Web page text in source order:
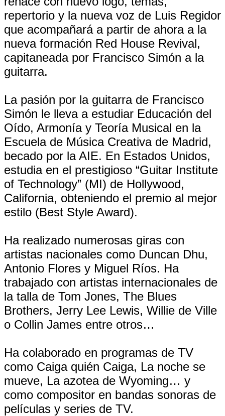
repertorio y la nueva voz de Luis Regidor
que acompañará a partir de ahora a la
nueva formación Red House Revival,
capitaneada por Francisco Simón a la
guitarra.
La pasión por la guitarra de Francisco
Simón le lleva a estudiar Educación del
Oído, Armonía y Teoría Musical en la
Escuela de Música Creativa de Madrid,
becado por la AIE. En Estados Unidos,
estudia en el prestigioso “Guitar Institute
of Technology” (MI) de Hollywood,
California, obteniendo el premio al mejor
estilo (Best Style Award).
Ha realizado numerosas giras con
artistas nacionales como Duncan Dhu,
Antonio Flores y Miguel Ríos. Ha
trabajado con artistas internacionales de
la talla de Tom Jones, The Blues
Brothers, Jerry Lee Lewis, Willie de Ville
o Collin James entre otros…
Ha colaborado en programas de TV
como Caiga quién Caiga, La noche se
mueve, La azotea de Wyoming… y
como compositor en bandas sonoras de
películas y series de TV.